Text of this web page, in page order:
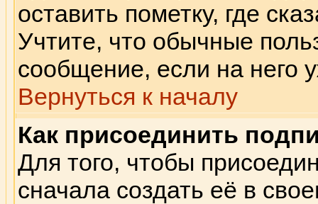
оставить пометку, где
Учтите, что обычные
сообщение, если на него
Вернуться к началу
Как присоединить
Для того, чтобы
сначала создать её в